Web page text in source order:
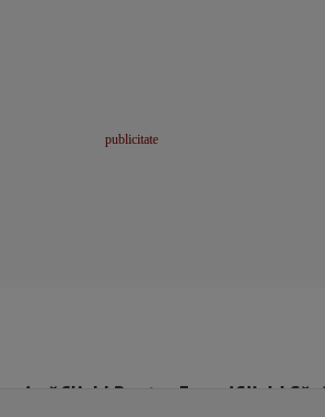
viațăClick! Pentru FemeiClick!